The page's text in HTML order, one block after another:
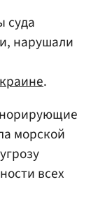
суда
нарушали
.
морской
всех